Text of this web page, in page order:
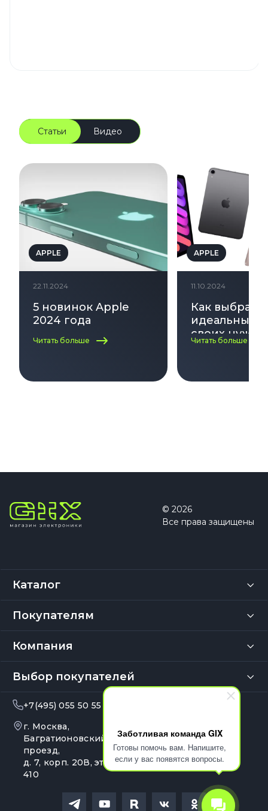
Заботливая команда GIX
Готовы помочь вам. Напишите,
если у вас появятся вопросы.
Статьи Видео
APPLE
22.11.2024
5 новинок Apple
2024 года
Читать больше
APPLE
11.10.2024
Как выбрать
идеальный
своих нужд:
по выбору
Читать больше
© 2026
Все права защищены
Каталог
Покупателям
Компания
Выбор покупателей
+7(495) 055 50 55
г. Москва,
Багратионовский
проезд,
д. 7, корп. 20В, эт. 4, оф.
410
Ежедневно